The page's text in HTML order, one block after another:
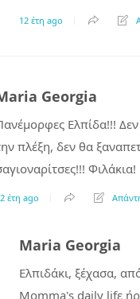
12 έτη ago
Georgia
Ελπίδα!!!
πλέξη, δεν θα
Φιλάκια!
έτη ago
Maria Georgia
Ελπιδάκι, ξέχασα,
Momma's daily lifε